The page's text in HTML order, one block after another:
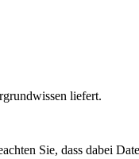
liefert.
Sie, dass dabei